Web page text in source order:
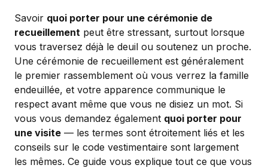
Savoir quoi porter pour une cérémonie de
recueillement peut être stressant, surtout lorsque
vous traversez déjà le deuil ou soutenez un proche.
Une cérémonie de recueillement est généralement
le premier rassemblement où vous verrez la famille
endeuillée, et votre apparence communique le
respect avant même que vous ne disiez un mot. Si
vous vous demandez également quoi porter pour
une visite — les termes sont étroitement liés et les
conseils sur le code vestimentaire sont largement
les mêmes. Ce guide vous explique tout ce que vous